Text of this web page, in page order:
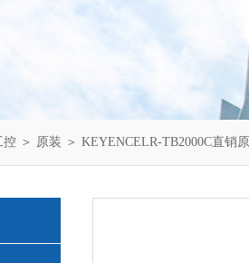
控 ＞ 原装 ＞ KEYENCELR-TB2000C直销